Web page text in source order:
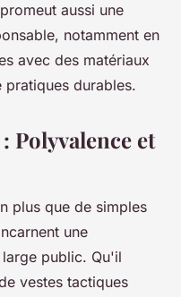
aussi une
notamment en
avec des matériaux
durables.
Polyvalence et
plus que de simples
une
public. Qu'il
vestes tactiques